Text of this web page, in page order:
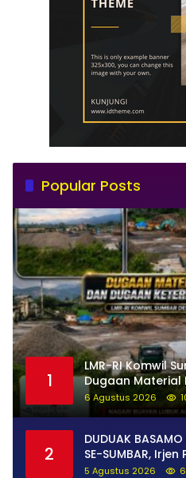
Popular Posts
1
LMR-RI Komwil
Dugaan Material
Dugaan
Diselidiki Tuntas
6 Agustus 2026
2
DUDUAK BASAMO
SE-SUMBAR,
Tegaskan Tak
5 Agustus 2026